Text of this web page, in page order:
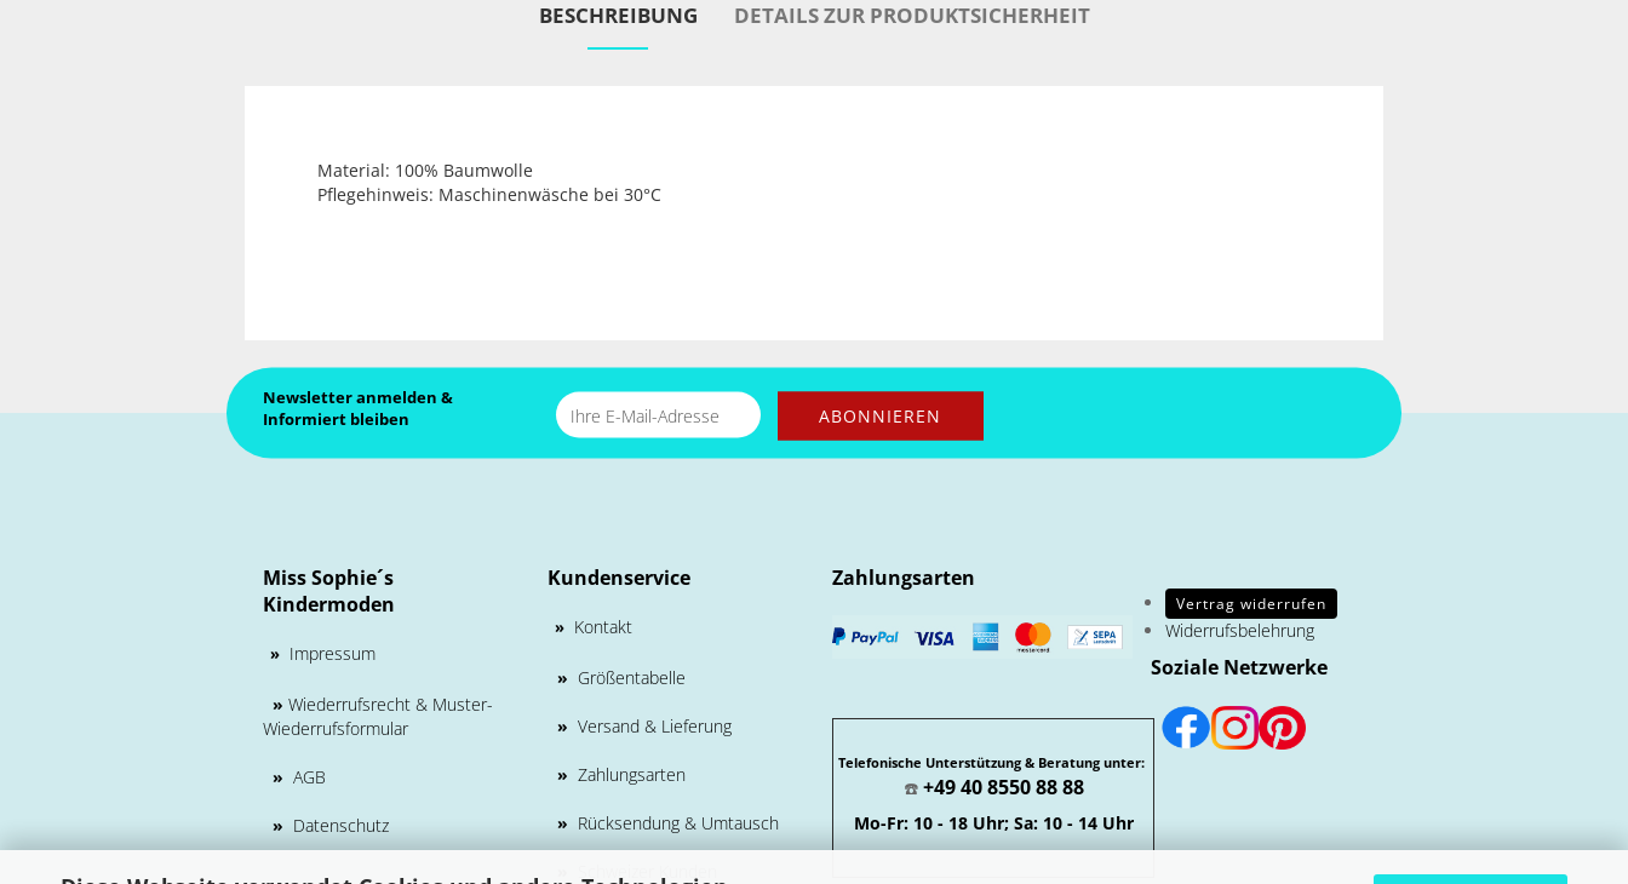
BESCHREIBUNG DETAILS ZUR PRODUKTSICHERHEIT
Material: 100% Baumwolle
Pflegehinweis: Maschinenwäsche bei 30°C
Newsletter anmelden &
Informiert bleiben
Miss Sophie´s
Kindermoden
» Impressum
» Wiederrufsrecht & Muster-
Wiederrufsformular
» AGB
» Datenschutz
Kundenservice
» Kontakt
» Größentabelle
» Versand & Lieferung
» Zahlungsarten
» Rücksendung & Umtausch
Zahlungsarten
Telefonische Unterstützung & Beratung unter:
☎️ +49 40 8550 88 88
Mo-Fr: 10 - 18 Uhr; Sa: 10 - 14 Uhr
Vertrag widerrufen
Widerrufsbelehrung
Soziale Netzwerke